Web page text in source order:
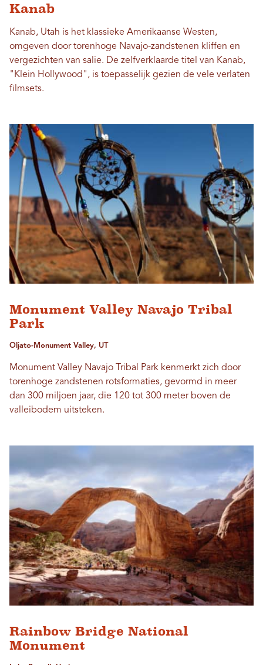
Kanab
Kanab, Utah is het klassieke Amerikaanse Westen,
omgeven door torenhoge Navajo-zandstenen kliffen en
vergezichten van salie. De zelfverklaarde titel van Kanab,
"Klein Hollywood", is toepasselijk gezien de vele verlaten
filmsets.
Monument Valley Navajo Tribal
Park
Oljato-Monument Valley, UT
Monument Valley Navajo Tribal Park kenmerkt zich door
torenhoge zandstenen rotsformaties, gevormd in meer
dan 300 miljoen jaar, die 120 tot 300 meter boven de
valleibodem uitsteken.
Rainbow Bridge National
Monument